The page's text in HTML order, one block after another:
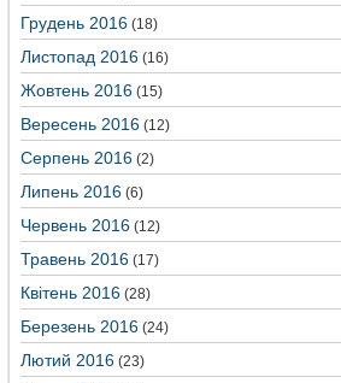
Грудень 2016 (18)
Листопад 2016 (16)
Жовтень 2016 (15)
Вересень 2016 (12)
Серпень 2016 (2)
Липень 2016 (6)
Червень 2016 (12)
Травень 2016 (17)
Квітень 2016 (28)
Березень 2016 (24)
Лютий 2016 (23)